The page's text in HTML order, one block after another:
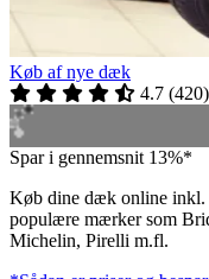
Køb af nye dæk
4.7 (420)
Spar i gennemsnit 13%*
Køb dine dæk online inkl.
populære mærker som
Michelin, Pirelli m.fl.